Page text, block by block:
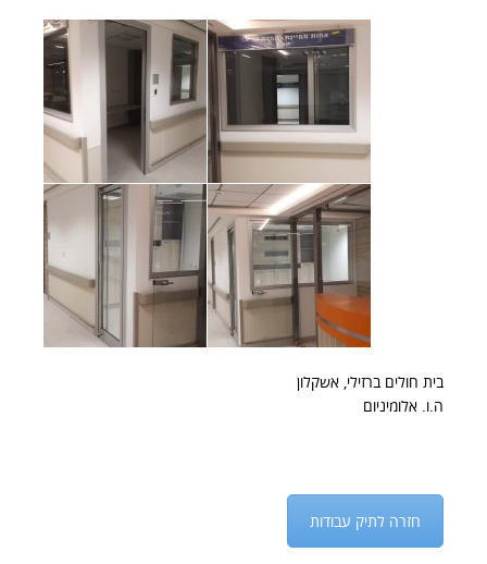
בית חולים ברזילי, אשקלון
ה.ו. אלומיניום
חזרה לתיק עבודות